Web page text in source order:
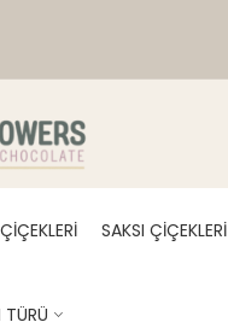
SAKSI ÇİÇEKLERİ